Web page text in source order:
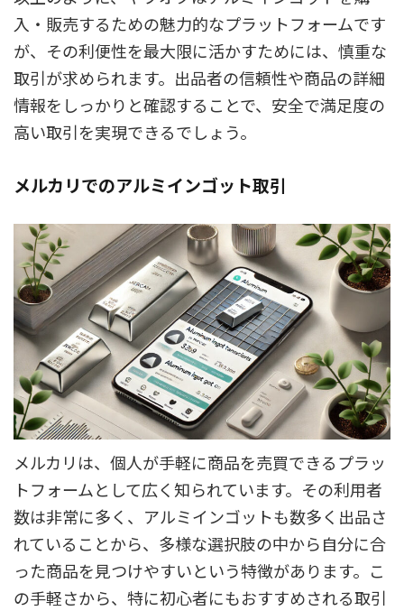
入・販売するための魅力的なプラットフォームです
が、その利便性を最大限に活かすためには、慎重な
取引が求められます。出品者の信頼性や商品の詳細
情報をしっかりと確認することで、安全で満足度の
高い取引を実現できるでしょう。
メルカリでのアルミインゴット取引
メルカリは、個人が手軽に商品を売買できるプラッ
トフォームとして広く知られています。その利用者
数は非常に多く、アルミインゴットも数多く出品さ
れていることから、多様な選択肢の中から自分に合
った商品を見つけやすいという特徴があります。こ
の手軽さから、特に初心者にもおすすめされる取引